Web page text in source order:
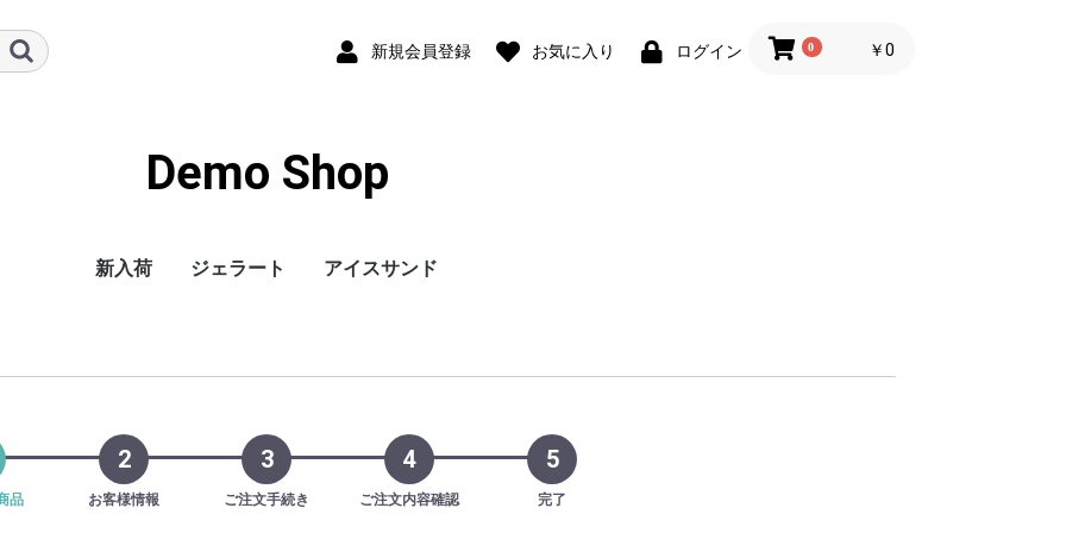
新規会員登録 お気に入り ログイン 0 ￥0
Demo Shop
新入荷 ジェラート アイスサンド
品
2
お客様情報
3
ご注文手続き
4
ご注文内容確認
5
完了